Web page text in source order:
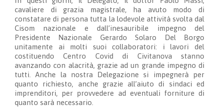
cavaliere di grazia magistrale, ha avuto modo di
constatare di persona tutta la lodevole attività svolta dal
Cisom nazionale e dall’inesauribile impegno del
Presidente Nazionale Gerardo Solaro Del Borgo
unitamente ai molti suoi collaboratori: i lavori del
costituendo Centro Covid di Civitanova stanno
avanzando con alacrità, grazie ad un grande impegno di
tutti. Anche la nostra Delegazione si impegnerà per
quanto richiesto, anche grazie all’aiuto di sindaci ed
imprenditori, per provvedere ad eventuali forniture di
quanto sarà necessario.